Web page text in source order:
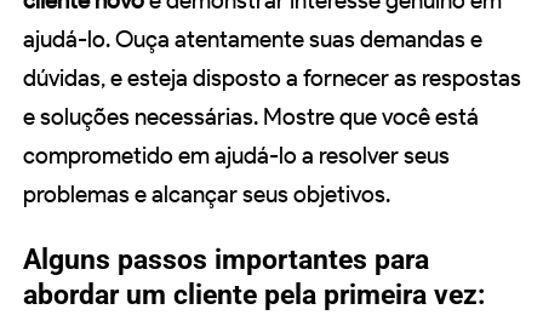
ajudá-lo. Ouça atentamente suas demandas e
dúvidas, e esteja disposto a fornecer as respostas
e soluções necessárias. Mostre que você está
comprometido em ajudá-lo a resolver seus
problemas e alcançar seus objetivos.
Alguns passos importantes para
abordar um cliente pela primeira vez: